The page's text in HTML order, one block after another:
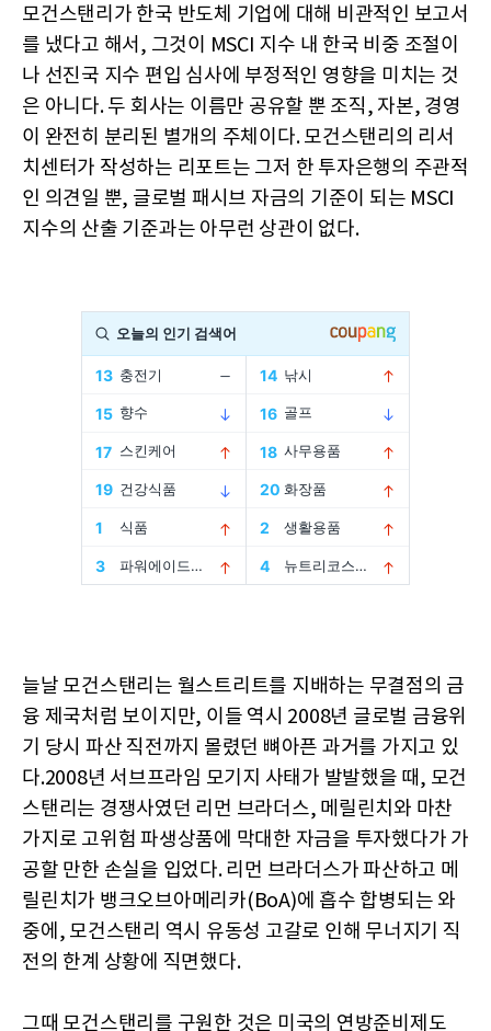
모건스탠리가 한국 반도체 기업에 대해 비관적인 보고서
를 냈다고 해서, 그것이 MSCI 지수 내 한국 비중 조절이
나 선진국 지수 편입 심사에 부정적인 영향을 미치는 것
은 아니다. 두 회사는 이름만 공유할 뿐 조직, 자본, 경영
이 완전히 분리된 별개의 주체이다. 모건스탠리의 리서
치센터가 작성하는 리포트는 그저 한 투자은행의 주관적
인 의견일 뿐, 글로벌 패시브 자금의 기준이 되는 MSCI
지수의 산출 기준과는 아무런 상관이 없다.
늘날 모건스탠리는 월스트리트를 지배하는 무결점의 금
융 제국처럼 보이지만, 이들 역시 2008년 글로벌 금융위
기 당시 파산 직전까지 몰렸던 뼈아픈 과거를 가지고 있
다.2008년 서브프라임 모기지 사태가 발발했을 때, 모건
스탠리는 경쟁사였던 리먼 브라더스, 메릴린치와 마찬
가지로 고위험 파생상품에 막대한 자금을 투자했다가 가
공할 만한 손실을 입었다. 리먼 브라더스가 파산하고 메
릴린치가 뱅크오브아메리카(BoA)에 흡수 합병되는 와
중에, 모건스탠리 역시 유동성 고갈로 인해 무너지기 직
전의 한계 상황에 직면했다.
그때 모건스탠리를 구원한 것은 미국의 연방준비제도